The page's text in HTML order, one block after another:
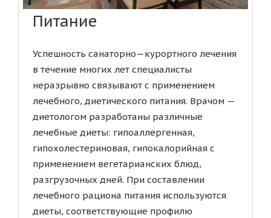
Питание
Успешность санаторно—курортного лечения
в течение многих лет специалисты
неразрывно связывают с применением
лечебного, диетического питания. Врачом —
диетологом разработаны различные
лечебные диеты: гипоаллергенная,
гипохолестериновая, гипокалорийная с
применением вегетарианских блюд,
разгрузочных дней. При составлении
лечебного рациона питания используются
диеты, соответствующие профилю